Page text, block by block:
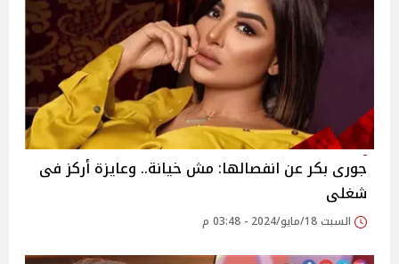
جورى بكر عن انفصالها: مش خيانة.. وعايزة أركز فى
شغلى
السبت 18/مايو/2024 - 03:48 م